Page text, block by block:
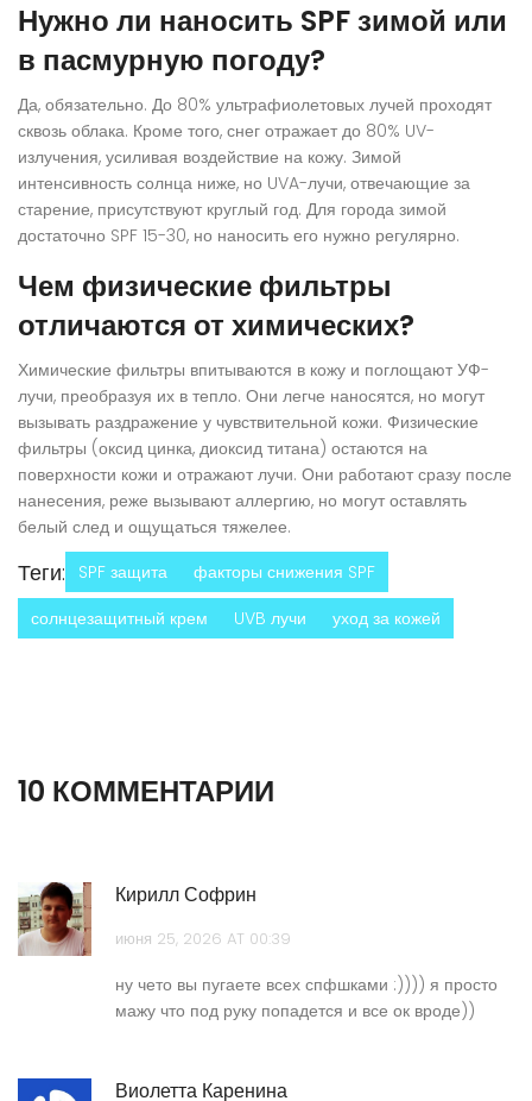
Нужно ли наносить SPF зимой или
в пасмурную погоду?
Да, обязательно. До 80% ультрафиолетовых лучей проходят
сквозь облака. Кроме того, снег отражает до 80% UV-
излучения, усиливая воздействие на кожу. Зимой
интенсивность солнца ниже, но UVA-лучи, отвечающие за
старение, присутствуют круглый год. Для города зимой
достаточно SPF 15-30, но наносить его нужно регулярно.
Чем физические фильтры
отличаются от химических?
Химические фильтры впитываются в кожу и поглощают УФ-
лучи, преобразуя их в тепло. Они легче наносятся, но могут
вызывать раздражение у чувствительной кожи. Физические
фильтры (оксид цинка, диоксид титана) остаются на
поверхности кожи и отражают лучи. Они работают сразу после
нанесения, реже вызывают аллергию, но могут оставлять
белый след и ощущаться тяжелее.
Теги: SPF защита
факторы снижения SPF
солнцезащитный крем
UVB лучи уход за кожей
10 КОММЕНТАРИИ
Кирилл Софрин
июня 25, 2026 AT 00:39
ну чето вы пугаете всех спфшками :)))) я просто
мажу что под руку попадется и все ок вроде))
Виолетта Каренина